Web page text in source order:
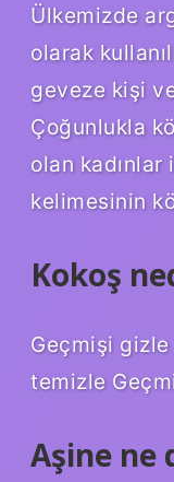
Ülkemizde
olarak
geveze kişi
Çoğunlukla
olan kadınlar
kelimesinin
Kokoş
Geçmişi
temizle
Aşine ne